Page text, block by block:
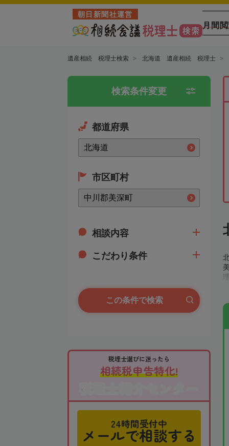
朝日新聞社運営
月間
遺産相続 税理士検索 北海道 遺産相続 税理士
検索条件変更
都道府県
市区町村
相談内容
こだわり条件
この条件で検索
税理士選びに迷ったら
相続税申告特化!
税理士紹介センター
24時間受付中
メールで相談する